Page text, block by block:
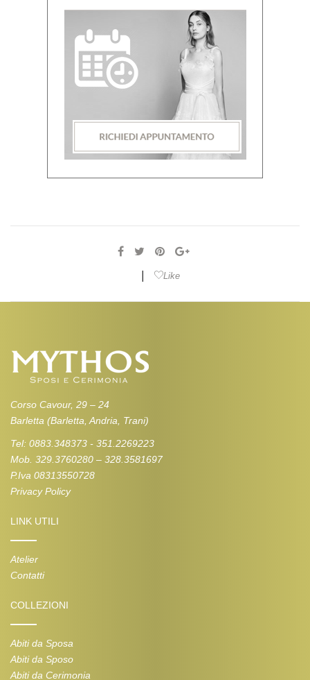
Like
Corso Cavour, 29 – 24
Barletta (Barletta, Andria, Trani)
Tel: 0883.348373 - 351.2269223
Mob. 329.3760280 – 328.3581697
P.Iva 08313550728
Privacy Policy
LINK UTILI
Atelier
Contatti
COLLEZIONI
Abiti da Sposa
Abiti da Sposo
Abiti da Cerimonia